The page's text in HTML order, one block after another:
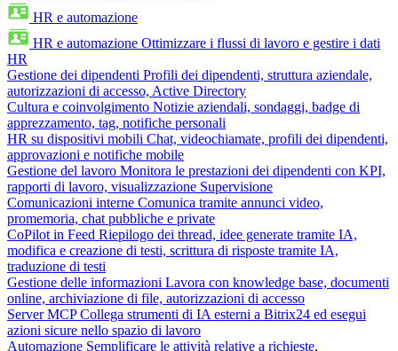
HR e automazione
HR e automazione Ottimizzare i flussi di lavoro e gestire i dati
HR
Gestione dei dipendenti Profili dei dipendenti, struttura aziendale,
autorizzazioni di accesso, Active Directory
Cultura e coinvolgimento Notizie aziendali, sondaggi, badge di
apprezzamento, tag, notifiche personali
HR su dispositivi mobili Chat, videochiamate, profili dei dipendenti,
approvazioni e notifiche mobile
Gestione del lavoro Monitora le prestazioni dei dipendenti con KPI,
rapporti di lavoro, visualizzazione Supervisione
Comunicazioni interne Comunica tramite annunci video,
promemoria, chat pubbliche e private
CoPilot in Feed Riepilogo dei thread, idee generate tramite IA,
modifica e creazione di testi, scrittura di risposte tramite IA,
traduzione di testi
Gestione delle informazioni Lavora con knowledge base, documenti
online, archiviazione di file, autorizzazioni di accesso
Server MCP Collega strumenti di IA esterni a Bitrix24 ed esegui
azioni sicure nello spazio di lavoro
Automazione Semplificare le attività relative a richieste,